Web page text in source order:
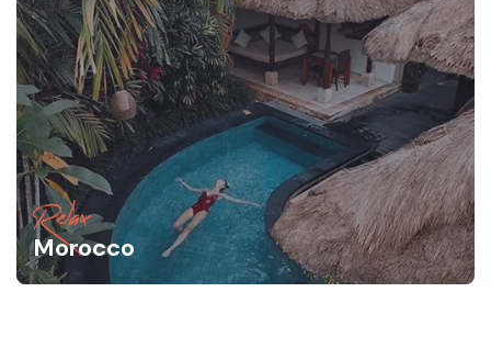
Relax
Morocco